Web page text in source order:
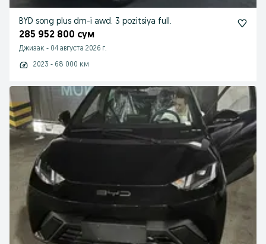
BYD song plus dm-i awd. 3 pozitsiya full.
285 952 800 сум
Джизак - 04 августа 2026 г.
2023 - 68 000 км